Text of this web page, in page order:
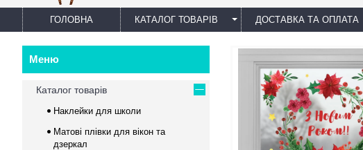
ГОЛОВНА КАТАЛОГ ТОВАРІВ ДОСТАВКА ТА ОПЛАТА
Каталог товарів
Наклейки для школи
Матові плівки для вікон та
дзеркал